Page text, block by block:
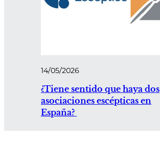
14/05/2026
¿Tiene sentido que haya dos
asociaciones escépticas en
España?